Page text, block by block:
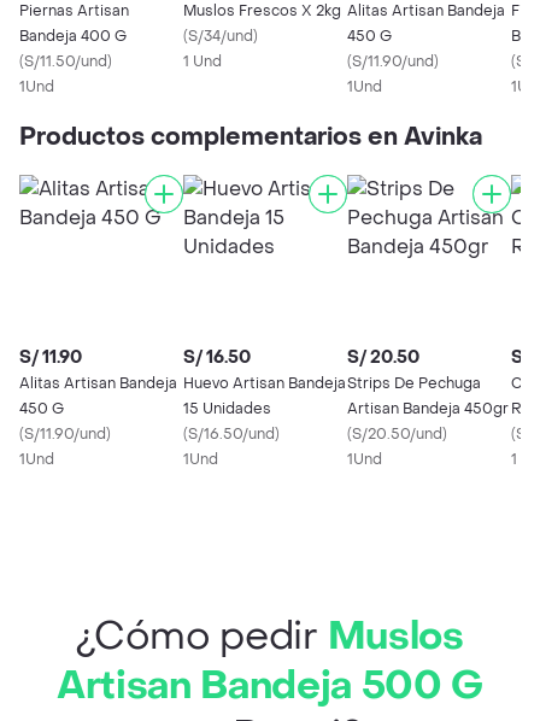
Piernas Artisan
Bandeja 400 G
(S/11.50/und)
1Und
Muslos Frescos X 2kg
(S/34/und)
1 Und
Alitas Artisan Bandeja
450 G
(S/11.90/und)
1Und
(S/
Productos complementarios en Avinka
S/ 11.90
Alitas Artisan Bandeja
450 G
(S/11.90/und)
1Und
S/ 16.50
Huevo Artisan Bandeja
15 Unidades
(S/16.50/und)
1Und
S/ 20.50
Strips De Pechuga
Artisan Bandeja 450gr
(S/20.50/und)
1Und
S/
(S/
1 x
¿Cómo pedir Muslos
Artisan Bandeja 500 G